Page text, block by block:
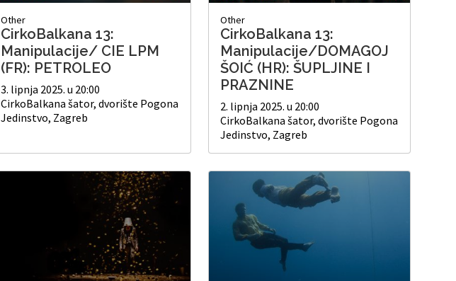
Other
CirkoBalkana 13:
Manipulacije/ CIE LPM
(FR): PETROLEO
3. lipnja 2025. u 20:00
CirkoBalkana šator, dvorište Pogona
Jedinstvo, Zagreb
Other
CirkoBalkana 13:
Manipulacije/DOMAGOJ
ŠOIĆ (HR): ŠUPLJINE I
PRAZNINE
2. lipnja 2025. u 20:00
CirkoBalkana šator, dvorište Pogona
Jedinstvo, Zagreb